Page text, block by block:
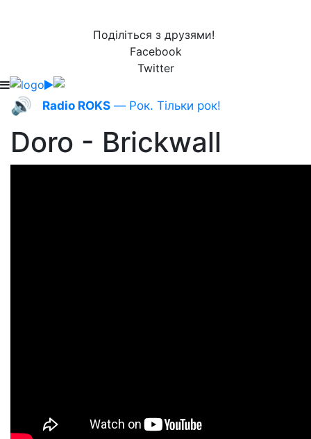
Поділіться з друзями!
Facebook
Twitter
🔊 Radio ROKS — Рок. Тільки рок!
Doro - Brickwall